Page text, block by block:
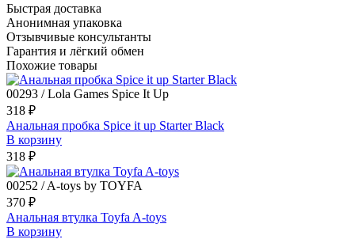
Быстрая доставка
Анонимная упаковка
Отзывчивые консультанты
Гарантия и лёгкий обмен
Похожие товары
00293 / Lola Games Spice It Up
318 ₽
Анальная пробка Spice it up Starter Black
В корзину
318 ₽
00252 / A-toys by TOYFA
370 ₽
Анальная втулка Toyfa A-toys
В корзину